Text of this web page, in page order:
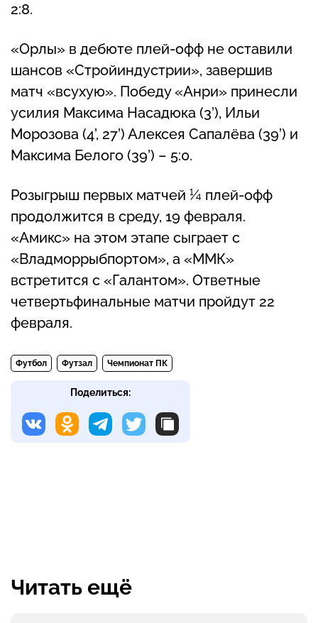
2:8.
«Орлы» в дебюте плей-офф не оставили
шансов «Стройиндустрии», завершив
матч «всухую». Победу «Анри» принесли
усилия Максима Насадюка (3’), Ильи
Морозова (4’, 27’) Алексея Сапалёва (39’) и
Максима Белого (39’) – 5:0.
Розыгрыш первых матчей ¼ плей-офф
продолжится в среду, 19 февраля.
«Амикс» на этом этапе сыграет с
«Владморрыбпортом», а «ММК»
встретится с «Галантом». Ответные
четвертьфинальные матчи пройдут 22
февраля.
Футбол Футзал Чемпионат ПК
Поделиться:
Читать ещё